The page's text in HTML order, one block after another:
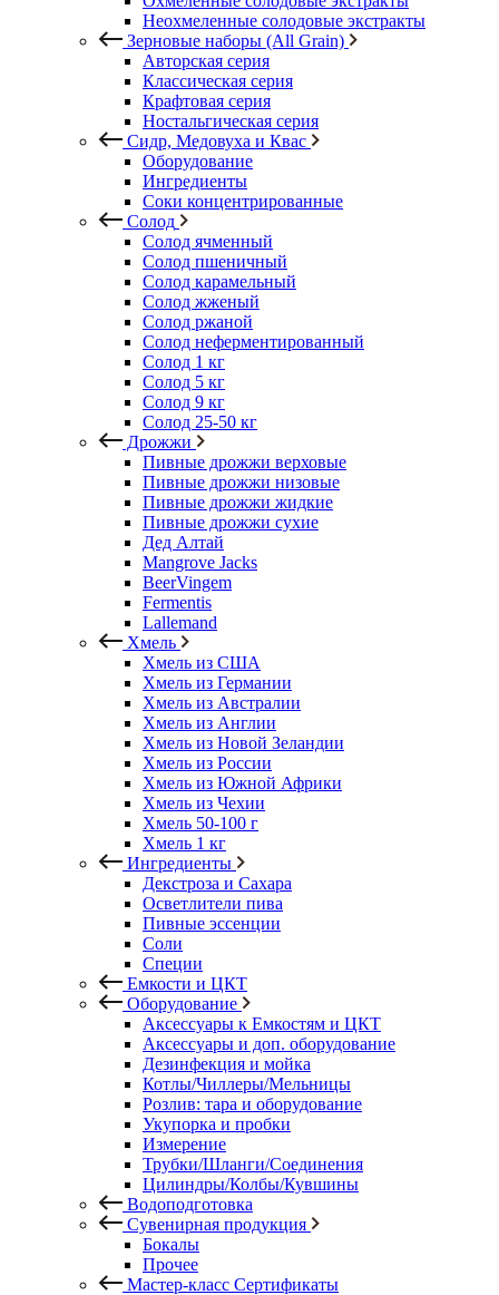
Неохмеленные солодовые экстракты
Зерновые наборы (All Grain)
Авторская серия
Классическая серия
Крафтовая серия
Ностальгическая серия
Сидр, Медовуха и Квас
Оборудование
Ингредиенты
Соки концентрированные
Солод
Солод ячменный
Солод пшеничный
Солод карамельный
Солод жженый
Солод ржаной
Солод неферментированный
Солод 1 кг
Солод 5 кг
Солод 9 кг
Солод 25-50 кг
Дрожжи
Пивные дрожжи верховые
Пивные дрожжи низовые
Пивные дрожжи жидкие
Пивные дрожжи сухие
Дед Алтай
Mangrove Jacks
BeerVingem
Fermentis
Lallemand
Хмель
Хмель из США
Хмель из Германии
Хмель из Австралии
Хмель из Англии
Хмель из Новой Зеландии
Хмель из России
Хмель из Южной Африки
Хмель из Чехии
Хмель 50-100 г
Хмель 1 кг
Ингредиенты
Декстроза и Сахара
Осветлители пива
Пивные эссенции
Соли
Специи
Емкости и ЦКТ
Оборудование
Аксессуары к Емкостям и ЦКТ
Аксессуары и доп. оборудование
Дезинфекция и мойка
Котлы/Чиллеры/Мельницы
Розлив: тара и оборудование
Укупорка и пробки
Измерение
Трубки/Шланги/Соединения
Цилиндры/Колбы/Кувшины
Водоподготовка
Сувенирная продукция
Бокалы
Прочее
Мастер-класс Сертификаты